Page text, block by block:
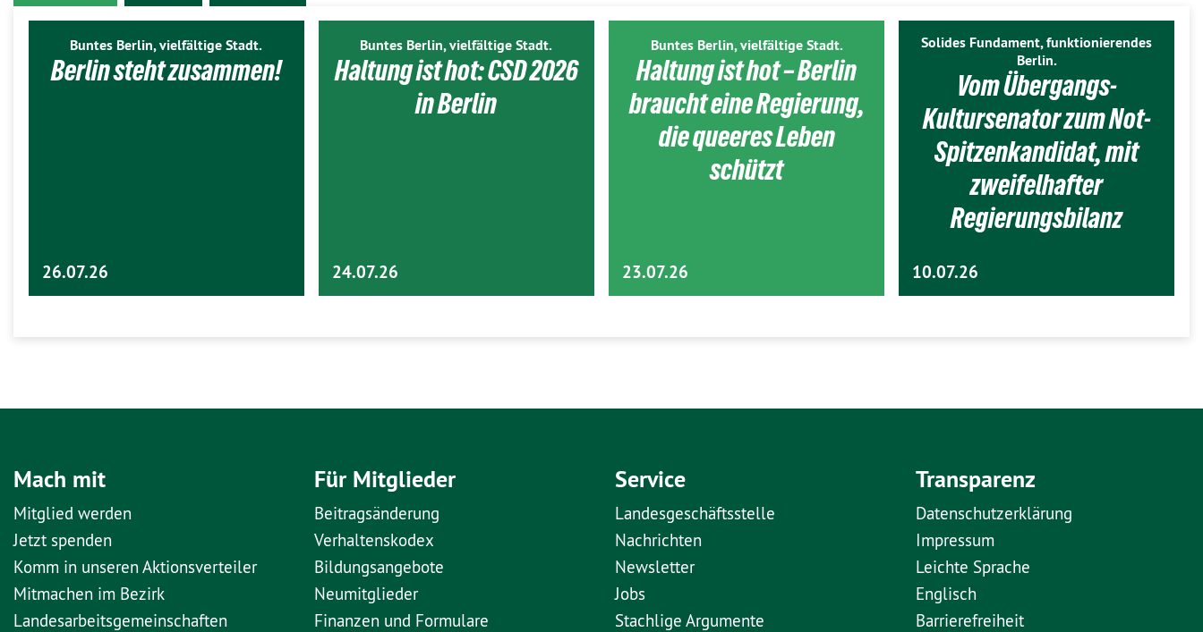
Buntes Berlin, vielfältige Stadt.
Berlin steht zusammen!
26.07.26
Buntes Berlin, vielfältige Stadt.
Haltung ist hot: CSD 2026
in Berlin
24.07.26
Buntes Berlin, vielfältige Stadt.
Haltung ist hot – Berlin
braucht eine Regierung,
die queeres Leben
schützt
23.07.26
Solides Fundament, funktionierendes
Berlin.
Vom Übergangs-
Kultursenator zum Not-
Spitzenkandidat, mit
zweifelhafter
Regierungsbilanz
10.07.26
Mach mit
Mitglied werden
Jetzt spenden
Komm in unseren Aktionsverteiler
Mitmachen im Bezirk
Landesarbeitsgemeinschaften
Für Mitglieder
Beitragsänderung
Verhaltenskodex
Bildungsangebote
Neumitglieder
Finanzen und Formulare
Service
Landesgeschäftsstelle
Nachrichten
Newsletter
Jobs
Stachlige Argumente
Transparenz
Datenschutzerklärung
Impressum
Leichte Sprache
Englisch
Barrierefreiheit